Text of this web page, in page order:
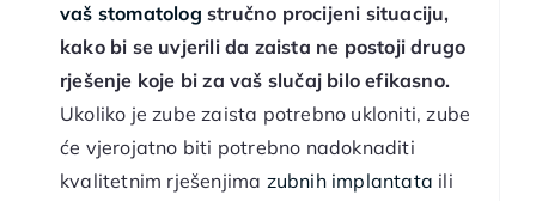
vaš stomatolog stručno procijeni situaciju,
kako bi se uvjerili da zaista ne postoji drugo
rješenje koje bi za vaš slučaj bilo efikasno.
Ukoliko je zube zaista potrebno ukloniti, zube
će vjerojatno biti potrebno nadoknaditi
kvalitetnim rješenjima zubnih implantata ili